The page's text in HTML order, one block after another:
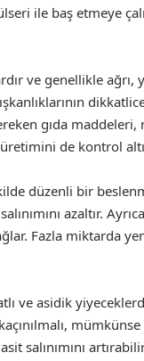
ile baş etmeye
ve genellikle
gıda
de kontrol
düzenli bir
azaltır.
Fazla miktarda
ve asidik
salınımını